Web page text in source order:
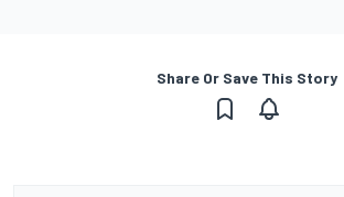
Share Or Save This Story